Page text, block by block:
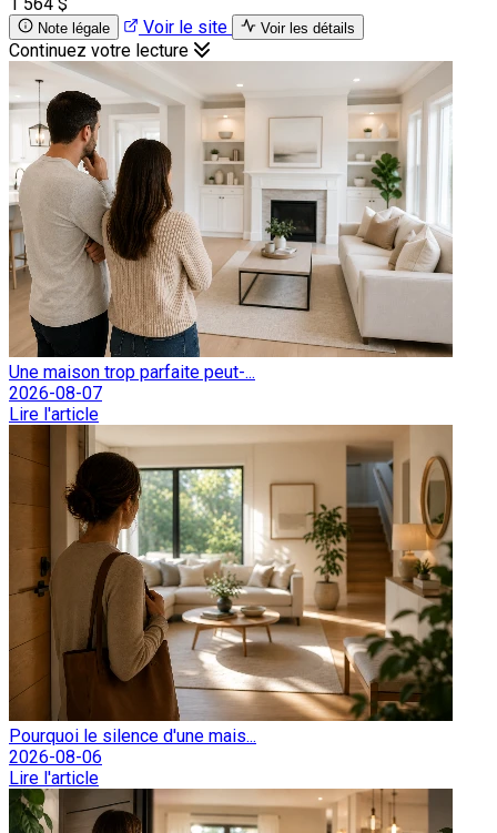
Note légale Voir le site Voir les détails
Continuez votre lecture
Une maison trop parfaite peut-...
2026-08-07
Lire l'article
Pourquoi le silence d'une mais...
2026-08-06
Lire l'article